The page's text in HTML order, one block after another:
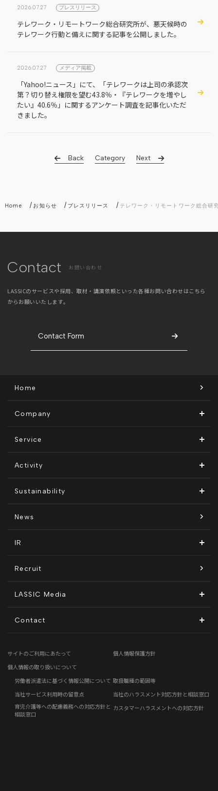
2026.07.27 プレスリリース
テレワーク・リモートワーク総合研究所が、悪天候時の
テレワーク行動と備えに関する記事を公開しました。
2026.07.27 メディア掲載
「Yahoo!ニュース」にて、「テレワークは上司の承認次
第？切り替え権限を望む43.8％・『テレワークを増やし
たい』40.6％」に関するアンケート調査を記事化いただ
きました。
Back Category Next
Home / お知らせ / プレスリリース / テレワーク・リモートワーク総合
Contact お問い合わせ
LASSICのサービスや採用、取材・講演依頼といった各種お問い合わせはこちら
からお願いいたします。
Contact Form
Home
Company
ビジョン・ミッション
会社概要
沿革
Service
Remogu（リモグ）・リラシク
Remoguフリーランス
Activity
メディア運営
テレリモ総研
Sustainability
SDGsに対する取り組み
コンプライアンス推進体制
News
IR
開示情報
コーポレート・ガバナンス
Recruit
LASSIC Media
地方創生コラム
お客さまの声
社員の声
事例紹介
Contact
サイトのご利用にあたって
個人情報保護方針
個人情報の取り扱いについて
労働者派遣法に基づく情報公開について 取扱職種の範囲等
当社サービス利用時の留意点
当社のハラスメント対応方針と相談窓口
育児介護等への配慮義務への対応方針と
相談窓口
カスタマーハラスメントへの対応方針